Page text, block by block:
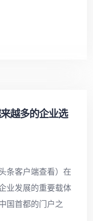
越多的企业选
条客户端查看）在
业发展的重要载体
国首都的门户之